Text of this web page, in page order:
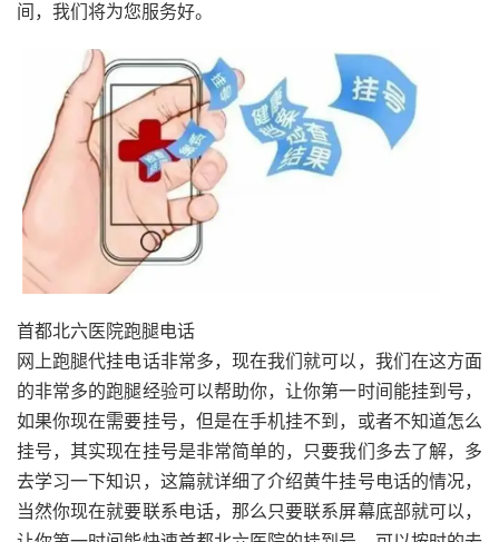
间，我们将为您服务好。
首都北六医院跑腿电话
网上跑腿代挂电话非常多，现在我们就可以，我们在这方面
的非常多的跑腿经验可以帮助你，让你第一时间能挂到号，
如果你现在需要挂号，但是在手机挂不到，或者不知道怎么
挂号，其实现在挂号是非常简单的，只要我们多去了解，多
去学习一下知识，这篇就详细了介绍黄牛挂号电话的情况，
当然你现在就要联系电话，那么只要联系屏幕底部就可以，